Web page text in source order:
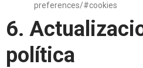
preferences/#cookies
6.
política